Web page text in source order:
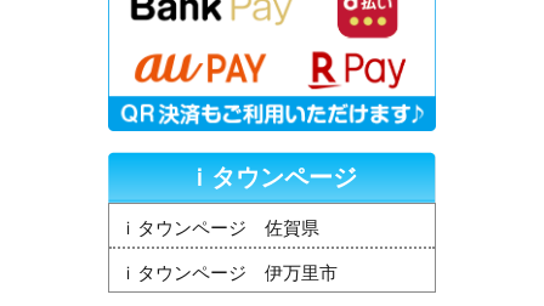
ｉタウンページ
ｉタウンページ 佐賀県
ｉタウンページ 伊万里市